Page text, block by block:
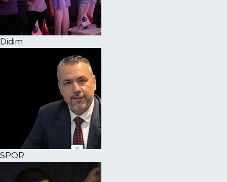
Didim
SPOR